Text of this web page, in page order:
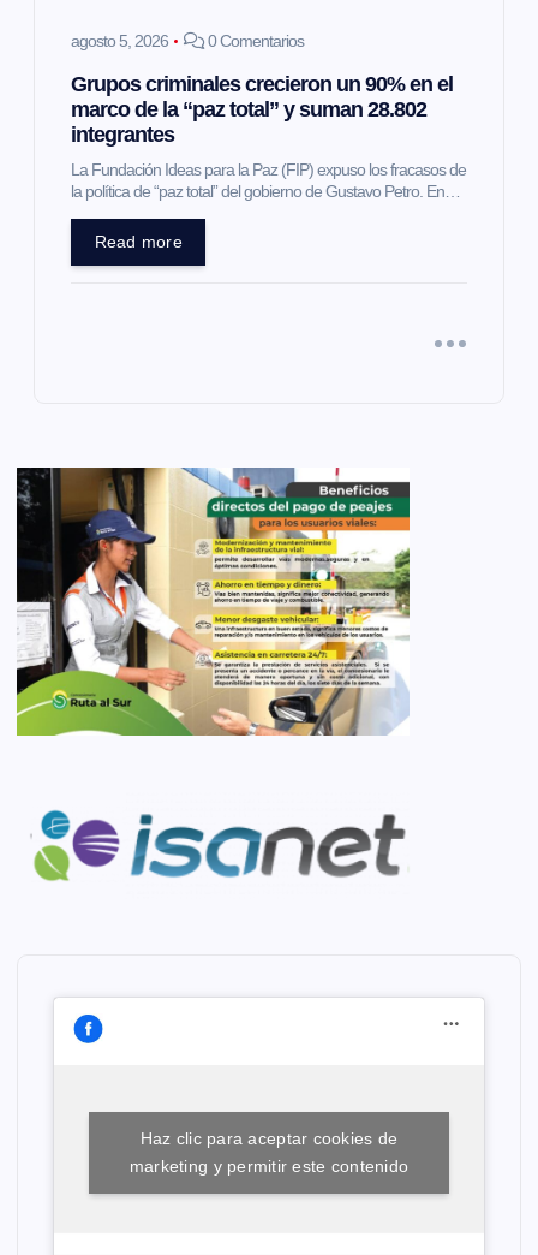
agosto 5, 2026 0 Comentarios
Grupos criminales crecieron un 90% en el
marco de la “paz total” y suman 28.802
integrantes
La Fundación Ideas para la Paz (FIP) expuso los fracasos de
la política de “paz total” del gobierno de Gustavo Petro. En…
Read more
Haz clic para aceptar cookies de
marketing y permitir este contenido